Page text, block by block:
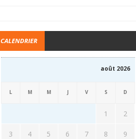
CALENDRIER
août 2026
L M M J V S D
1 2
3 4 5 6 7 8 9